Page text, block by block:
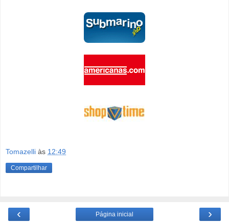
Tomazelli às 12:49
Compartilhar
‹ ›
Página inicial